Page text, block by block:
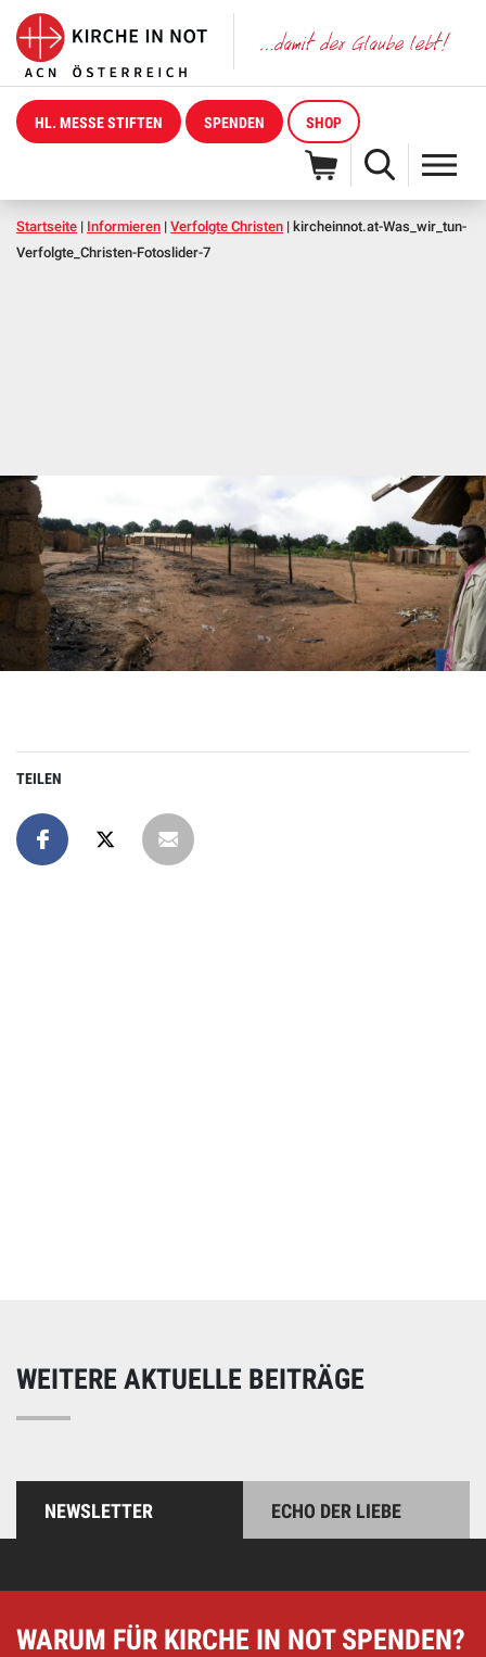
HL. MESSE STIFTEN SPENDEN SHOP
Startseite | Informieren | Verfolgte Christen | kircheinnot.at-Was_wir_tun-
Verfolgte_Christen-Fotoslider-7
TEILEN
WEITERE AKTUELLE BEITRÄGE
NEWSLETTER ECHO DER LIEBE
WARUM FÜR KIRCHE IN NOT SPENDEN?